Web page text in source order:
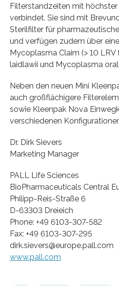
Filterstandzeiten mit
verbindet. Sie sind mit
Sterilfilter für
und verfügen zudem über
Mycoplasma Claim (> 10
laidlawii und Mycoplasma
Neben den neuen Mini
auch großflächigere
sowie Kleenpak Nova
verschiedenen
Dr. Dirk Sievers
Marketing Manager
PALL Life Sciences
BioPharmaceuticals Central
Philipp-Reis-Straße 6
D-63303 Dreieich
Phone: +49 6103-307-582
Fax: +49 6103-307-295
dirk.sievers@europe.pall.com
www.pall.com